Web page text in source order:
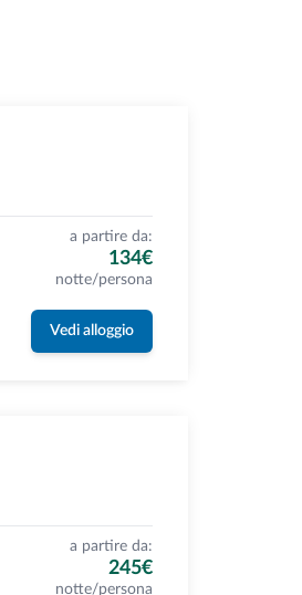
a partire da:
134€
notte/persona
Vedi alloggio
a partire da:
245€
notte/persona